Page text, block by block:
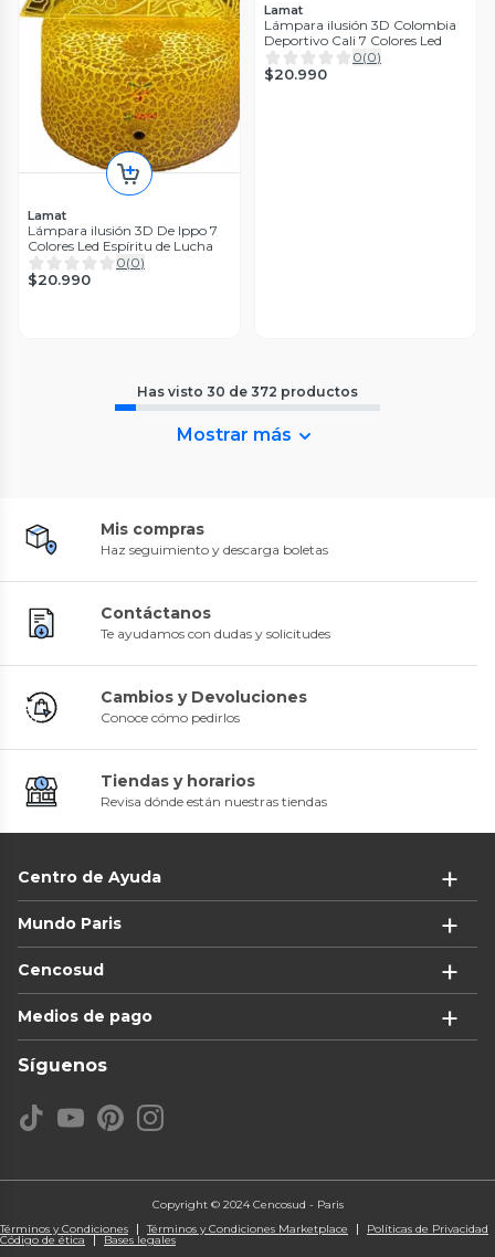
Lamat
Lámpara ilusión 3D De Ippo 7
Colores Led Espíritu de Lucha
0(0)
$20.990
Lamat
Lámpara ilusión 3D Colombia
Deportivo Cali 7 Colores Led
0(0)
$20.990
Has visto 30 de 372 productos
Mostrar más
Mis compras
Haz seguimiento y descarga boletas
Contáctanos
Te ayudamos con dudas y solicitudes
Cambios y Devoluciones
Conoce cómo pedirlos
Tiendas y horarios
Revisa dónde están nuestras tiendas
Centro de Ayuda
Mundo Paris
Cencosud
Medios de pago
Síguenos
Copyright © 2024 Cencosud - Paris
Términos y Condiciones
Términos y Condiciones Marketplace Políticas de Privacidad
Código de ética Bases legales